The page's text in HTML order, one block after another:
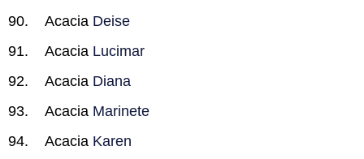
Acacia Deise
Acacia Lucimar
Acacia Diana
Acacia Marinete
Acacia Karen